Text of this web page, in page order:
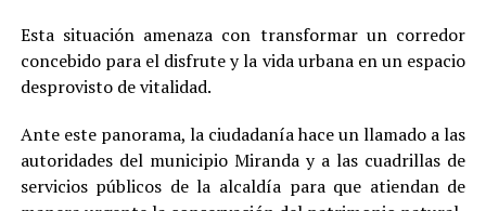
Esta situación amenaza con transformar un corredor
concebido para el disfrute y la vida urbana en un espacio
desprovisto de vitalidad.
Ante este panorama, la ciudadanía hace un llamado a las
autoridades del municipio Miranda y a las cuadrillas de
servicios públicos de la alcaldía para que atiendan de